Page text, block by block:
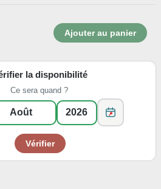
la disponibilité
Ce sera quand ?